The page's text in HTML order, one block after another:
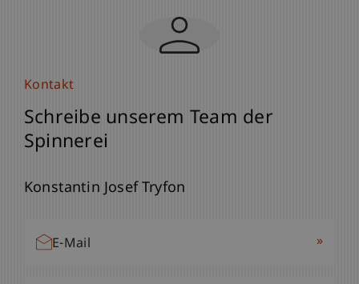
Schreibe unserem Team der
Kontakt
Schreibe unserem Team der
Spinnerei
Konstantin Josef Tryfon
E-Mail »
Schreibe unserem Team der